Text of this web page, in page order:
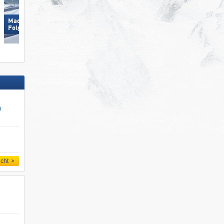
Madonna di Campiglio/​Pinzolo/​
Folgàrida/​Marilleva
Silvretta Montafon